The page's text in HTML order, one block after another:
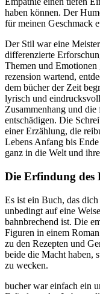
haben können. Der
für meinen Geschmack
Der Stil war eine
differenzierte
Themen und Emotionen
rezension wartend,
dem bücher der Zeit
lyrisch und
Zusammenhang und
entschädigen. Die
einer Erzählung, die
Lebens Anfang bis
ganz in die Welt und
Die Erfindung des
Es ist ein Buch, das
unbedingt auf eine
bahnbrechend ist. Die
Figuren in einem
zu den Rezepten und
beide die Macht haben,
zu wecken.
bucher war einfach ein